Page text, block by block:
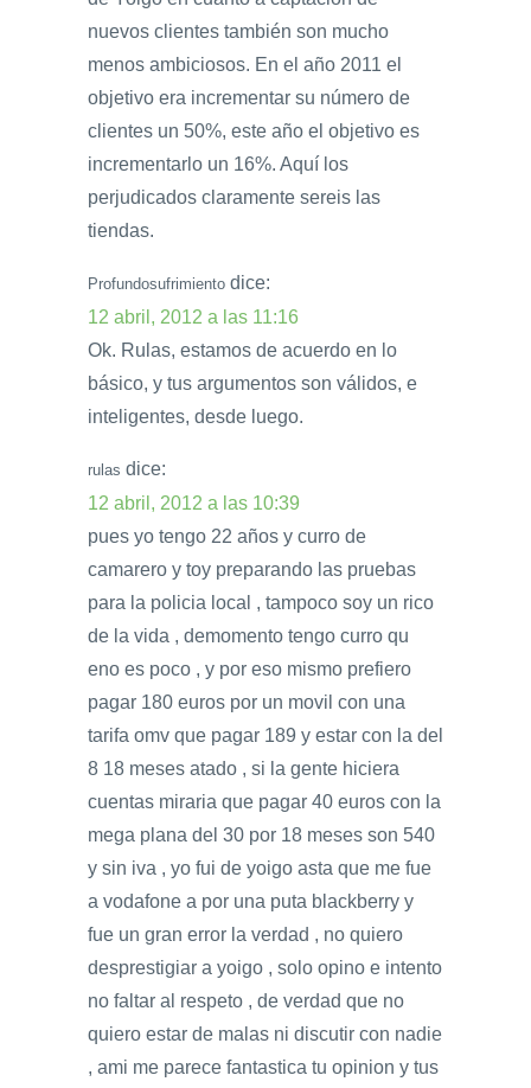
nuevos clientes también son mucho
menos ambiciosos. En el año 2011 el
objetivo era incrementar su número de
clientes un 50%, este año el objetivo es
incrementarlo un 16%. Aquí los
perjudicados claramente sereis las
tiendas.
Profundosufrimiento dice:
12 abril, 2012 a las 11:16
Ok. Rulas, estamos de acuerdo en lo
básico, y tus argumentos son válidos, e
inteligentes, desde luego.
rulas dice:
12 abril, 2012 a las 10:39
pues yo tengo 22 años y curro de
camarero y toy preparando las pruebas
para la policia local , tampoco soy un rico
de la vida , demomento tengo curro qu
eno es poco , y por eso mismo prefiero
pagar 180 euros por un movil con una
tarifa omv que pagar 189 y estar con la del
8 18 meses atado , si la gente hiciera
cuentas miraria que pagar 40 euros con la
mega plana del 30 por 18 meses son 540
y sin iva , yo fui de yoigo asta que me fue
a vodafone a por una puta blackberry y
fue un gran error la verdad , no quiero
desprestigiar a yoigo , solo opino e intento
no faltar al respeto , de verdad que no
quiero estar de malas ni discutir con nadie
, ami me parece fantastica tu opinion y tus